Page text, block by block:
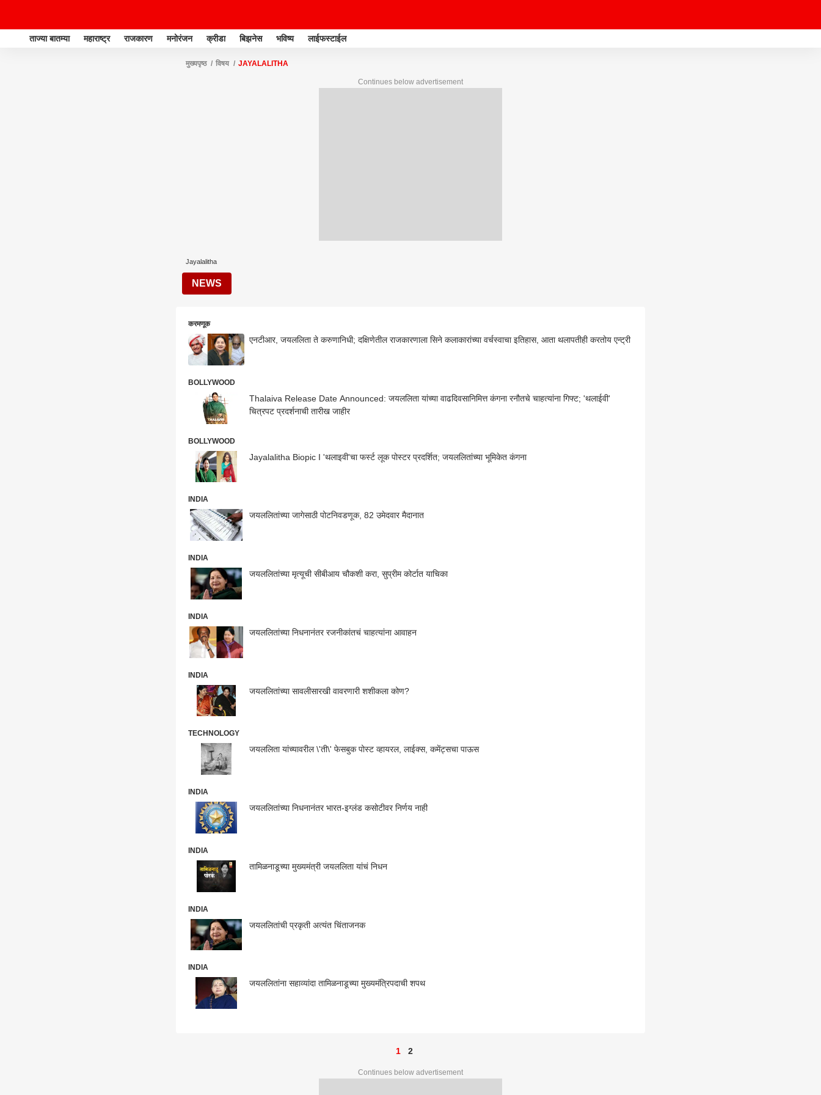
ताज्या बातम्या महाराष्ट्र राजकारण मनोरंजन क्रीडा बिझनेस भविष्य लाईफस्टाईल
मुख्यपृष्ठ विषय JAYALALITHA
Continues below advertisement
Jayalalitha
NEWS
करमणूक
एनटीआर, जयललिता ते करुणानिधी; दक्षिणेतील राजकारणाला सिने कलाकारांच्या वर्चस्वाचा इतिहास, आता थलापतीही करतोय एन्ट्री
BOLLYWOOD
Thalaiva Release Date Announced: जयललिता यांच्या वाढदिवसानिमित्त कंगना रनौतचे चाहत्यांना गिफ्ट; 'थलाईवी'
चित्रपट प्रदर्शनाची तारीख जाहीर
BOLLYWOOD
Jayalalitha Biopic I 'थलाइवी'चा फर्स्ट लूक पोस्टर प्रदर्शित; जयललितांच्या भूमिकेत कंगना
INDIA
जयललितांच्या जागेसाठी पोटनिवडणूक, 82 उमेदवार मैदानात
INDIA
जयललितांच्या मृत्यूची सीबीआय चौकशी करा, सुप्रीम कोर्टात याचिका
INDIA
जयललितांच्या निधनानंतर रजनीकांतचं चाहत्यांना आवाहन
INDIA
जयललितांच्या सावलीसारखी वावरणारी शशीकला कोण?
TECHNOLOGY
जयललिता यांच्यावरील \'ती\' फेसबुक पोस्ट व्हायरल, लाईक्स, कमेंट्सचा पाऊस
INDIA
जयललितांच्या निधनानंतर भारत-इग्लंड कसोटीवर निर्णय नाही
INDIA
तामिळनाडूच्या मुख्यमंत्री जयललिता यांचं निधन
INDIA
जयललितांची प्रकृती अत्यंत चिंताजनक
INDIA
जयललितांना सहाव्यांदा तामिळनाडूच्या मुख्यमंत्रिपदाची शपथ
1 2
Continues below advertisement